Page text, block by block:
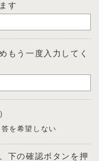
す
もう一度入力してく
）
答を希望しない
下の確認ボタンを押